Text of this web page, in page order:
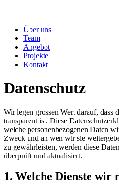
Über uns
Team
Angebot
Projekte
Kontakt
Datenschutz
Wir legen grossen Wert darauf, dass
transparent ist. Diese
welche personenbezogenen Daten
Zweck und an wen wir sie
zu gewährleisten, werden diese
überprüft und aktualisiert.
1. Welche Dienste wir